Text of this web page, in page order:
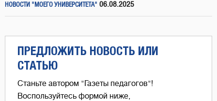
НОВОСТИ "МОЕГО УНИВЕРСИТЕТА" 06.08.2025
ПРЕДЛОЖИТЬ НОВОСТЬ ИЛИ
СТАТЬЮ
Станьте автором "Газеты педагогов"!
Воспользуйтесь формой ниже,